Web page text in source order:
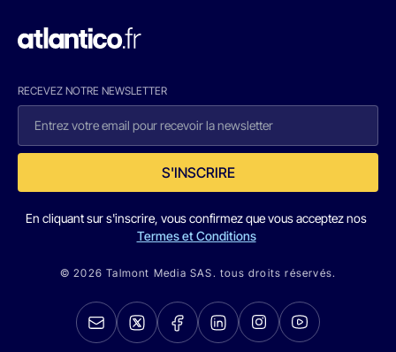
RECEVEZ NOTRE NEWSLETTER
S'INSCRIRE
En cliquant sur s'inscrire, vous confirmez que vous acceptez nos
Termes et Conditions
© 2026 Talmont Media SAS. tous droits réservés.